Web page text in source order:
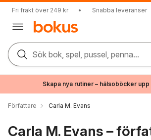
Fri frakt över 249 kr • Snabba leveranser
Sök bok, spel, pussel, penna...
Skapa nya rutiner – hälsoböcker
Författare Carla M. Evans
Carla M. Evans –